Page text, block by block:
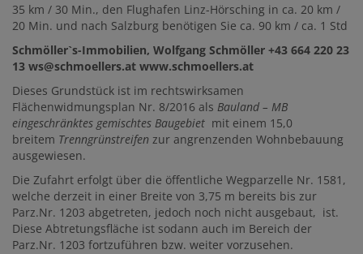
35 km / 30 Min., den Flughafen Linz-Hörsching in ca. 20 km /
20 Min. und nach Salzburg benötigen Sie ca. 90 km / ca. 1 Std
Schmöller`s-Immobilien, Wolfgang Schmöller +43 664 220 23
13 ws@schmoellers.at www.schmoellers.at
Dieses Grundstück ist im rechtswirksamen
Flächenwidmungsplan Nr. 8/2016 als Bauland – MB
eingeschränktes gemischtes Baugebiet mit einem 15,0
breitem Trenngrünstreifen zur angrenzenden Wohnbebauung
ausgewiesen.
Die Zufahrt erfolgt über die öffentliche Wegparzelle Nr. 1581,
welche derzeit in einer Breite von 3,75 m bereits bis zur
Parz.Nr. 1203 abgetreten, jedoch noch nicht ausgebaut, ist.
Diese Abtretungsfläche ist sodann auch im Bereich der
Parz.Nr. 1203 fortzuführen bzw. weiter vorzusehen.